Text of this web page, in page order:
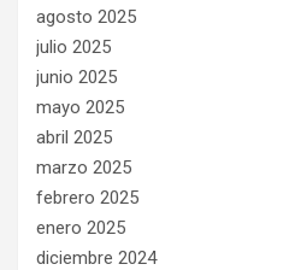
agosto 2025
julio 2025
junio 2025
mayo 2025
abril 2025
marzo 2025
febrero 2025
enero 2025
diciembre 2024